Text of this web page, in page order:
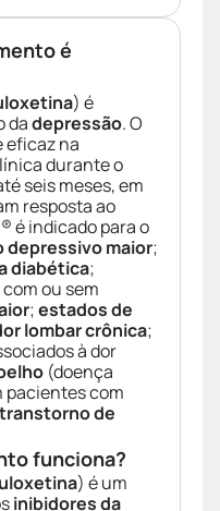
é
) é
dadepressão. O
eficaz na
durante o
seis meses, em
resposta ao
é indicado para o
maior;
diabética;
ou sem
;estados de
lombar crônica;
à dor
(doença
com
transtorno de
funciona?
) é um
inibidores da